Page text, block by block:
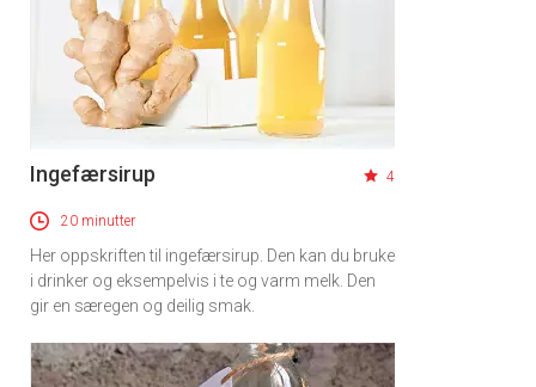
Ingefærsirup 4
20 minutter
Her oppskriften til ingefærsirup. Den kan du bruke
i drinker og eksempelvis i te og varm melk. Den
gir en særegen og deilig smak.